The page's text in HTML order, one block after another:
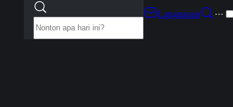
Langganan
···